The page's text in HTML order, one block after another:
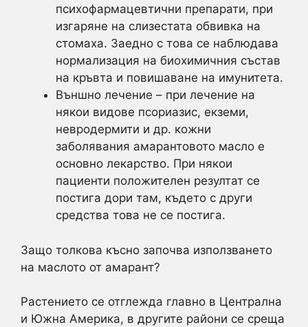
психофармацевтични препарати, при
изгаряне на слизестата обвивка на
стомаха. Заедно с това се наблюдава
нормализация на биохимичния състав
на кръвта и повишаване на имунитета.
Външно лечение – при лечение на
някои видове псориазис, екземи,
невродермити и др. кожни
заболявания амарантовото масло е
основно лекарство. При някои
пациенти положителен резултат се
постига дори там, където с други
средства това не се постига.
Защо толкова късно започва използването
на маслото от амарант?
Растението се отглежда главно в Централна
и Южна Америка, в другите райони се среща